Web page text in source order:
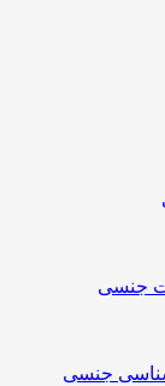
جنسی
جنسی